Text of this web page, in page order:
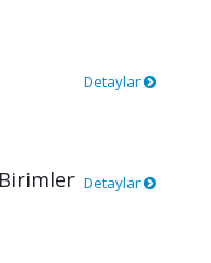
Detaylar
Detaylar